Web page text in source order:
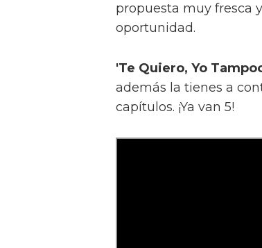
propuesta muy fresca
oportunidad.
'Te Quiero, Yo
además la tienes a
capítulos. ¡Ya van 5!